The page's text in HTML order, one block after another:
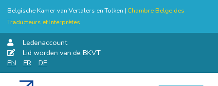
Belgische Kamer van Vertalers en Tolken | Chambre Belge des
Traducteurs et Interprètes
Ledenaccount
Lid worden van de BKVT
EN
FR DE